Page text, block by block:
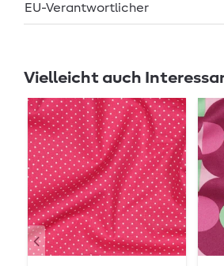
EU-Verantwortlicher
Vielleicht auch